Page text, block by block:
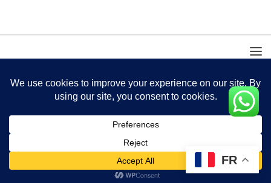
FR